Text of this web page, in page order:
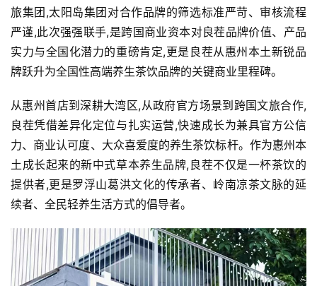
旅集团,太阳岛集团对合作品牌的筛选标准严苛、审核流程
严谨,此次强强联手,是跨国商业资本对良茬品牌价值、产品
实力与全国化潜力的重磅肯定,更是良茬从惠州本土新锐品
牌跃升为全国性高端养生茶饮品牌的关键商业里程碑。
从惠州首店到深耕大湾区,从政府官方场景到跨国文旅合作,
良茬凭借差异化定位与扎实运营,快速成长为兼具官方公信
力、商业认可度、大众喜爱度的养生茶饮标杆。作为惠州本
土成长起来的新中式草本养生品牌,良茬不仅是一杯茶饮的
提供者,更是罗浮山葛洪文化的传承者、岭南凉茶文脉的延
续者、全民轻养生活方式的倡导者。